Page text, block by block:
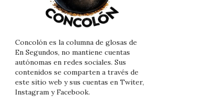
Concolón es la columna de glosas de
En Segundos, no mantiene cuentas
autónomas en redes sociales. Sus
contenidos se comparten a través de
este sitio web y sus cuentas en Twiter,
Instagram y Facebook.